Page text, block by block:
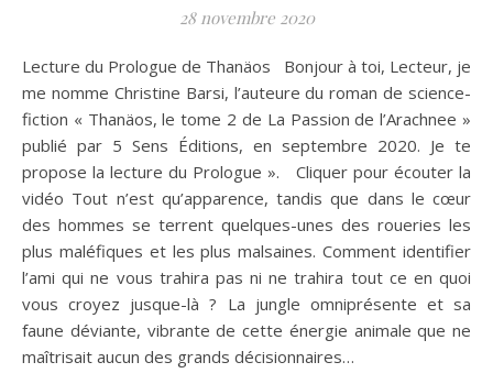
28 novembre 2020
Lecture du Prologue de Thanäos Bonjour à toi, Lecteur, je
me nomme Christine Barsi, l’auteure du roman de science-
fiction « Thanäos, le tome 2 de La Passion de l’Arachnee »
publié par 5 Sens Éditions, en septembre 2020. Je te
propose la lecture du Prologue ». Cliquer pour écouter la
vidéo Tout n’est qu’apparence, tandis que dans le cœur
des hommes se terrent quelques-unes des roueries les
plus maléfiques et les plus malsaines. Comment identifier
l’ami qui ne vous trahira pas ni ne trahira tout ce en quoi
vous croyez jusque-là ? La jungle omniprésente et sa
faune déviante, vibrante de cette énergie animale que ne
maîtrisait aucun des grands décisionnaires…